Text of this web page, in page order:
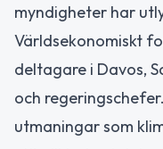
myndigheter har
Världsekonomiskt
deltagare i Davos,
och
utmaningar som